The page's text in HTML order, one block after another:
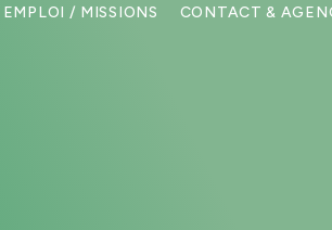
EMPLOI / MISSIONS CONTACT &